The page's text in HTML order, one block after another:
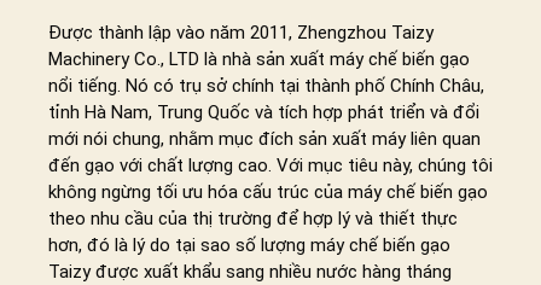
Được thành lập vào năm 2011, Zhengzhou Taizy
Machinery Co., LTD là nhà sản xuất máy chế biến gạo
nổi tiếng. Nó có trụ sở chính tại thành phố Chính Châu,
tỉnh Hà Nam, Trung Quốc và tích hợp phát triển và đổi
mới nói chung, nhằm mục đích sản xuất máy liên quan
đến gạo với chất lượng cao. Với mục tiêu này, chúng tôi
không ngừng tối ưu hóa cấu trúc của máy chế biến gạo
theo nhu cầu của thị trường để hợp lý và thiết thực
hơn, đó là lý do tại sao số lượng máy chế biến gạo
Taizy được xuất khẩu sang nhiều nước hàng tháng
Email
Wechat